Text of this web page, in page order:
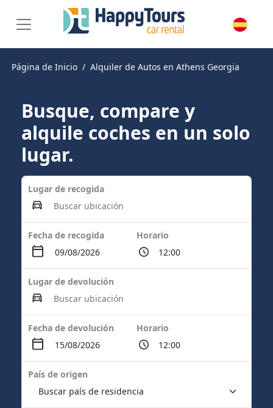
Página de Inicio Alquiler de Autos en Athens Georgia
Busque, compare y
alquile coches en un solo
lugar.
Lugar de recogida
Fecha de recogida Horario
Lugar de devolución
Fecha de devolución Horario
País de origen